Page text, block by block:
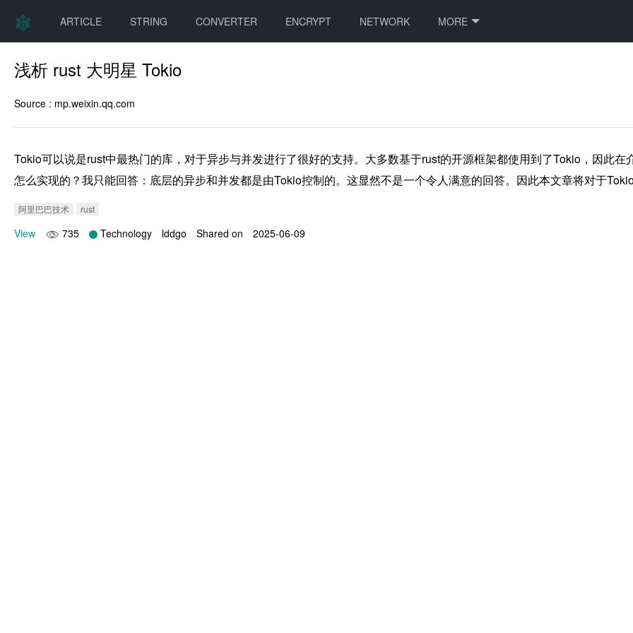
ARTICLE STRING CONVERTER ENCRYPT NETWORK MORE
浅析 rust 大明星 Tokio
Source : mp.weixin.qq.com
Tokio可以说是rust中最热门的库，对于异步与并发进行了很好的支持。大多数基于rust的开源框架都使用到了Tokio，因此
怎么实现的？我只能回答：底层的异步和并发都是由Tokio控制的。这显然不是一个令人满意的回答。因此本文章将对于
阿里巴巴技术 rust
View 735 Technology lddgo Shared on 2025-06-09